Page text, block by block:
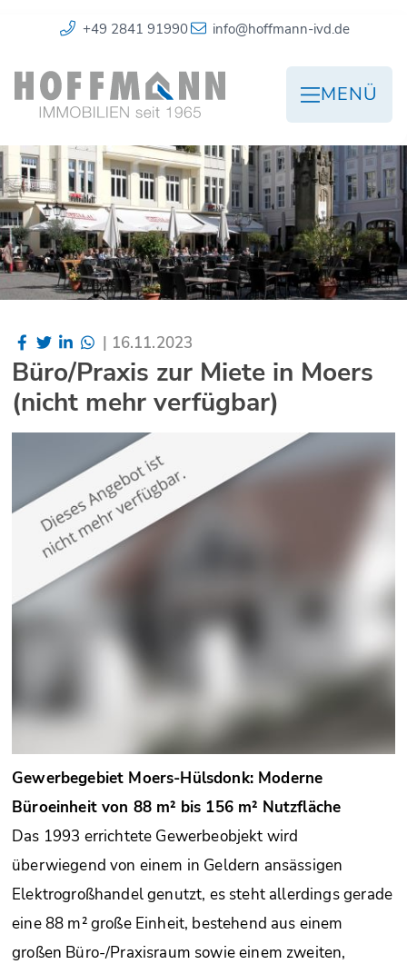
+49 2841 91990 info@hoffmann-ivd.de
MENÜ
| 16.11.2023
Büro/Praxis zur Miete in Moers
(nicht mehr verfügbar)
Gewerbegebiet Moers-Hülsdonk: Moderne
Büroeinheit von 88 m² bis 156 m² Nutzfläche
Das 1993 errichtete Gewerbeobjekt wird
überwiegend von einem in Geldern ansässigen
Elektrogroßhandel genutzt, es steht allerdings gerade
eine 88 m² große Einheit, bestehend aus einem
großen Büro-/Praxisraum sowie einem zweiten,